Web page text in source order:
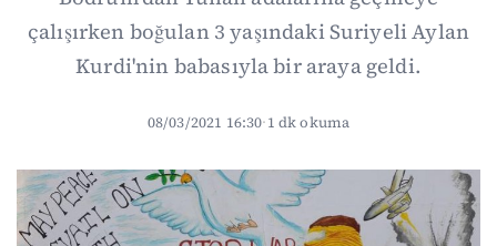
çalışırken boğulan 3 yaşındaki Suriyeli Aylan
Kurdi'nin babasıyla bir araya geldi.
08/03/2021 16:30·1 dk okuma